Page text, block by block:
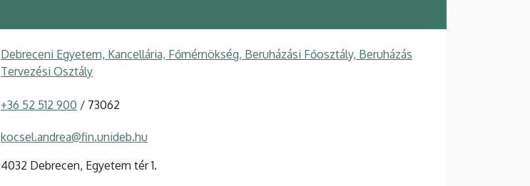
Debreceni Egyetem, Kancellária, Főmérnökség, Beruházási Főosztály, Beruházás
Tervezési Osztály
+36 52 512 900 / 73062
kocsel.andrea@fin.unideb.hu
4032 Debrecen, Egyetem tér 1.